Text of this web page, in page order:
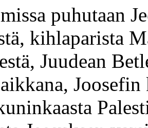
puhutaan
kihlaparista
Juudean